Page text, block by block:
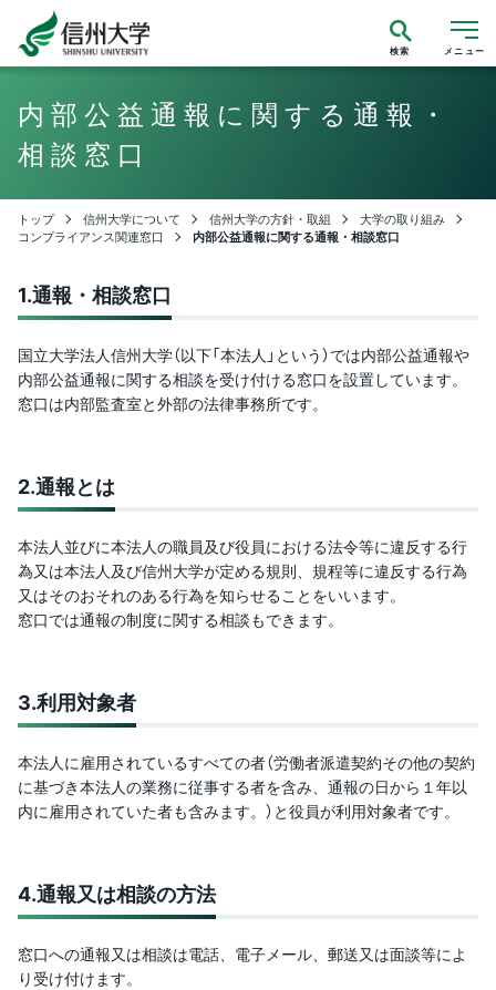
メニュー
検索
内部公益通報に関する通報・
相談窓口
トップ 信州大学について 信州大学の方針・取組
大学の取り組み
コンプライアンス関連窓口
内部公益通報に関する通報・相談窓口
1.通報・相談窓口
国立大学法人信州大学（以下「本法人」という）では内部公益通報や
内部公益通報に関する相談を受け付ける窓口を設置しています。
窓口は内部監査室と外部の法律事務所です。
2.通報とは
本法人並びに本法人の職員及び役員における法令等に違反する行
為又は本法人及び信州大学が定める規則、規程等に違反する行為
又はそのおそれのある行為を知らせることをいいます。
窓口では通報の制度に関する相談もできます。
3.利用対象者
本法人に雇用されているすべての者（労働者派遣契約その他の契約
に基づき本法人の業務に従事する者を含み、通報の日から１年以
内に雇用されていた者も含みます。）と役員が利用対象者です。
4.通報又は相談の方法
窓口への通報又は相談は電話、電子メール、郵送又は面談等によ
り受け付けます。